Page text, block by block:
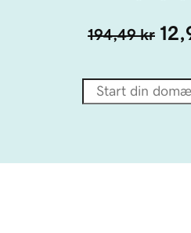
194,49 kr